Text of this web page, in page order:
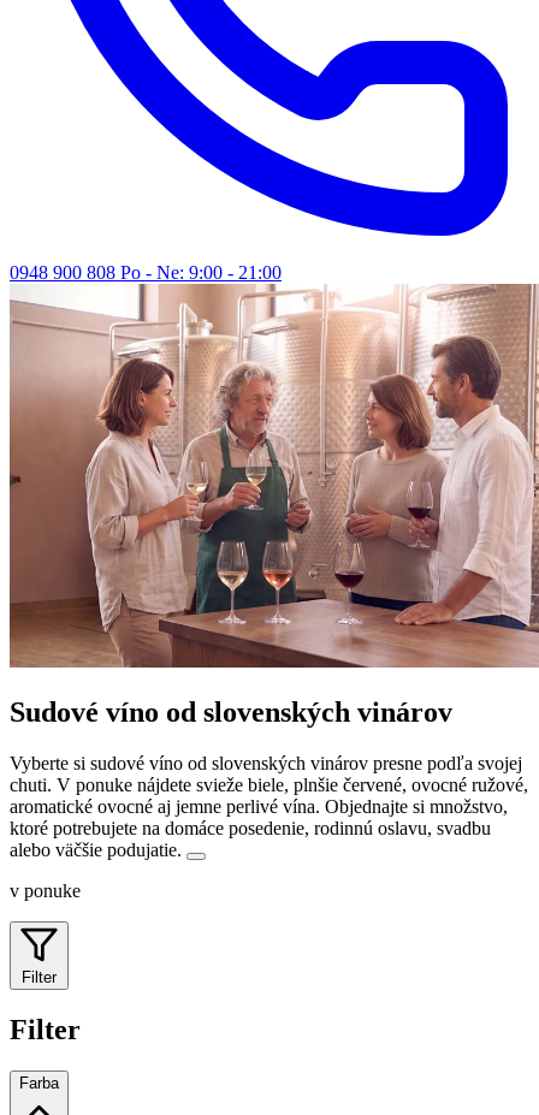
0948 900 808 Po - Ne: 9:00 - 21:00
Sudové víno od slovenských vinárov
Vyberte si sudové víno od slovenských vinárov presne podľa svojej
chuti. V ponuke nájdete svieže biele, plnšie červené, ovocné ružové,
aromatické ovocné aj jemne perlivé vína. Objednajte si množstvo,
ktoré potrebujete na domáce posedenie, rodinnú oslavu, svadbu
alebo väčšie podujatie.
v ponuke
Filter
Filter
Farba